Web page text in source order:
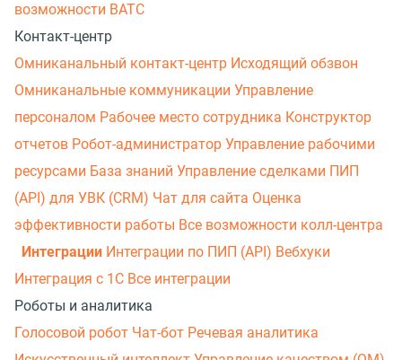
возможности ВАТС
Контакт-центр
Омниканальный контакт-центр Исходящий обзвон
Омниканальные коммуникации Управление
персоналом Рабочее место сотрудника Конструктор
отчетов Робот-администратор Управление рабочими
ресурсами База знаний Управление сделками ПИП
(API) для УВК (CRM) Чат для сайта Оценка
эффективности работы Все возможности колл-центра
Интеграции Интеграции по ПИП (API) Вебхуки
Интеграция с 1С Все интеграции
Роботы и аналитика
Голосовой робот Чат-бот Речевая аналитика